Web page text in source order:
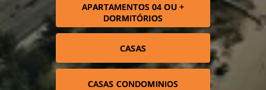
APARTAMENTOS 04 OU +
DORMITÓRIOS
CASAS
CASAS CONDOMINIOS